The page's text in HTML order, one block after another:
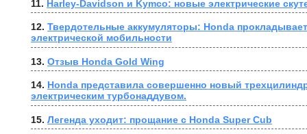
11. Harley-Davidson и Kymco: новые электрические
12. Твердотельные аккумуляторы: Honda
электрической мобильности
13. Отзыв Honda Gold Wing
14. Honda представила совершенно новый
электрическим турбонаддувом.
15. Легенда уходит: прощание с Honda Super Cub